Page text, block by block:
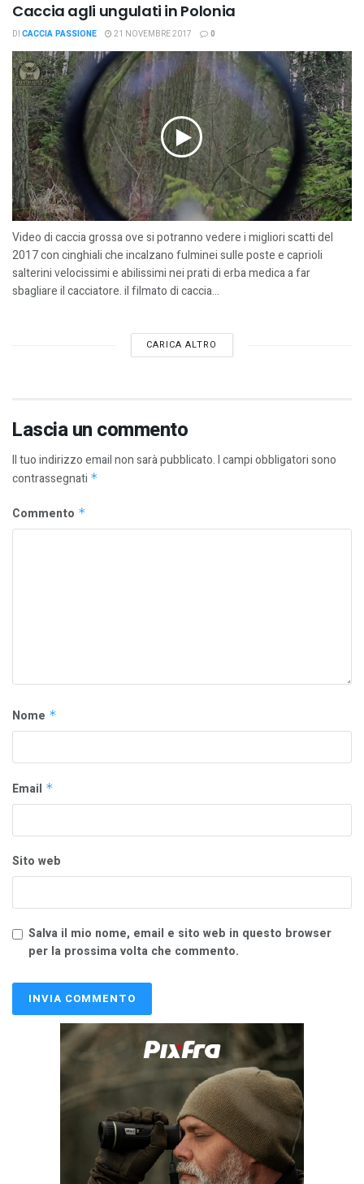
Caccia agli ungulati in Polonia
DI CACCIA PASSIONE 21 NOVEMBRE 2017 0
Video di caccia grossa ove si potranno vedere i migliori scatti del
2017 con cinghiali che incalzano fulminei sulle poste e caprioli
salterini velocissimi e abilissimi nei prati di erba medica a far
sbagliare il cacciatore. il filmato di caccia...
CARICA ALTRO
Lascia un commento
Il tuo indirizzo email non sarà pubblicato.I campi obbligatori sono
contrassegnati *
Commento *
Nome *
Email *
Sito web
Salva il mio nome, email e sito web in questo browser
per la prossima volta che commento.